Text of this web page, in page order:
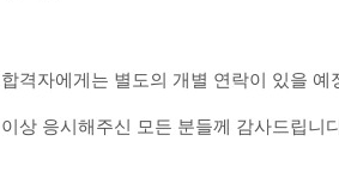
합격자에게는 별도의 개별 연락이 있을 예
이상 응시해주신 모든 분들께 감사드립니